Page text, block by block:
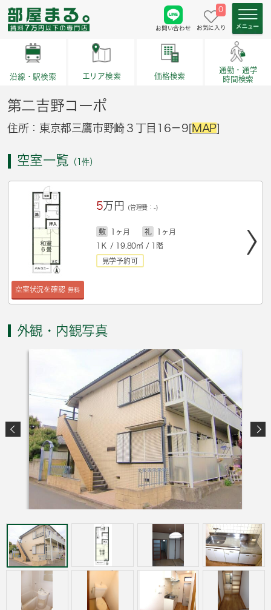
お問い合わせ
0
お気に入り
沿線・駅検索 エリア検索 価格検索
通勤・通学
時間検索
第二吉野コーポ
住所：東京都三鷹市野崎３丁目16－9[MAP]
空室一覧 （1件）
空室状況を確認 無料
5万円 (管理費：-)
敷 1ヶ月 礼
1ヶ月
1Ｋ / 19.80㎡ / 1階
見学予約可
外観・内観写真